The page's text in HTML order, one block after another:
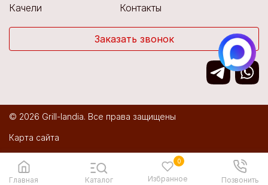
Главная Каталог
0
Избранное Позвонить
Качели
Контакты
Заказать звонок
© 2026 Grill-landia. Все права защищены
Карта сайта
Политика конфиденциальности
Разработка сайта:IT Media